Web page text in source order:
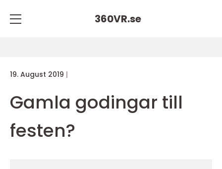
360VR.se
19. August 2019
Gamla godingar till
festen?